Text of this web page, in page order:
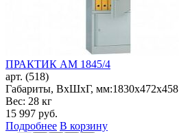
ПРАКТИК AM 1845/4
арт. (518)
Габариты, ВxШxГ, мм:1830x472x458
Вес: 28 кг
15 997 руб.
Подробнее В корзину